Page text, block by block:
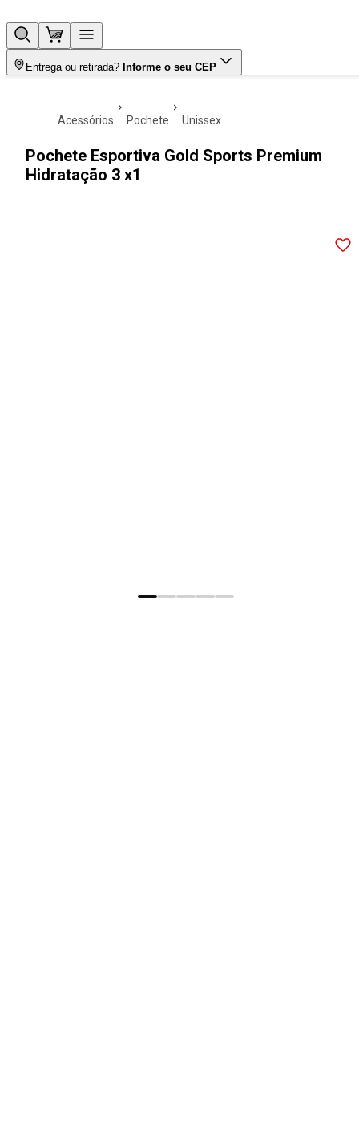
Entrega ou retirada? Informe o seu CEP
acessórios pochete unissex
Pochete Esportiva Gold Sports Premium
Hidratação 3 x1